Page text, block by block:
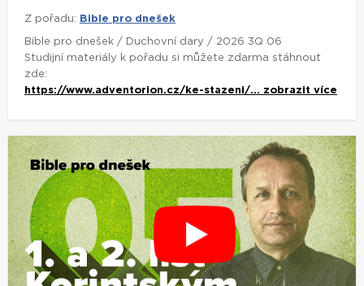
Z pořadu: Bible pro dnešek
Bible pro dnešek / Duchovní dary / 2026 3Q 06
Studijní materiály k pořadu si můžete zdarma stáhnout
zde:
https://www.adventorion.cz/ke-stazeni/... zobrazit více